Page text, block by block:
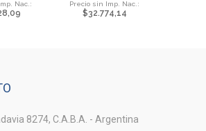
$32.774,14
8274, C.A.B.A. - Argentina